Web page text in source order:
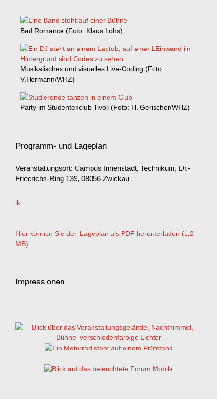
Bad Romance (Foto: Klaus Lohs)
Musikalisches und visuelles Live-Coding (Foto:
V.Hermann/WHZ)
Party im Studentenclub Tivoli (Foto: H. Gerischer/WHZ)
Programm- und Lageplan
Veranstaltungsort: Campus Innenstadt, Technikum, Dr.-
Friedrichs-Ring 139, 08056 Zwickau
Hier können Sie den Lageplan als PDF herunterladen (1,2
MB)
Impressionen